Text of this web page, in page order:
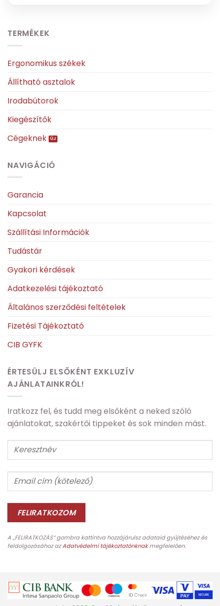
TERMÉKEK
Ergonomikus székek
Állítható asztalok
Irodabútorok
Kiegészítők
Cégeknek
NAVIGÁCIÓ
Garancia
Kapcsolat
Szállítási Információk
Tudástár
Gyakori kérdések
Adatkezelési tájékoztató
Általános szerződési feltételek
Fizetési Tájékoztató
CIB GYFK
ÉRTESÜLJ ELSŐKÉNT EXKLUZÍV
AJÁNLATAINKRÓL!
Iratkozz fel, és tudd meg elsőként a neked szóló
ajánlatokat, szakértői tippeket és sok minden mást.
A „FELIRATKOZÁS” gombra kattintva hozzájárulsz adataid gyűjtéséhez és
feldolgozásához azAdatvédelmi tájékoztatónknakmegfelelően.